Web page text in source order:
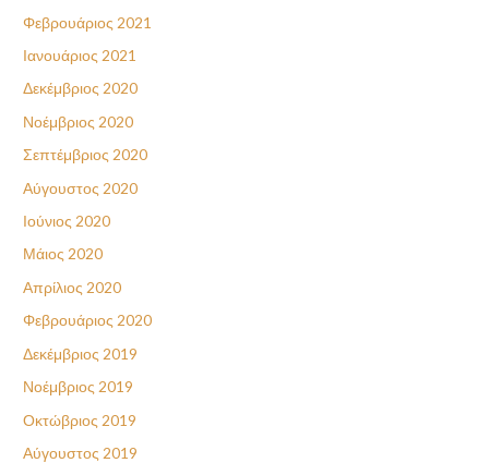
Φεβρουάριος 2021
Ιανουάριος 2021
Δεκέμβριος 2020
Νοέμβριος 2020
Σεπτέμβριος 2020
Αύγουστος 2020
Ιούνιος 2020
Μάιος 2020
Απρίλιος 2020
Φεβρουάριος 2020
Δεκέμβριος 2019
Νοέμβριος 2019
Οκτώβριος 2019
Αύγουστος 2019